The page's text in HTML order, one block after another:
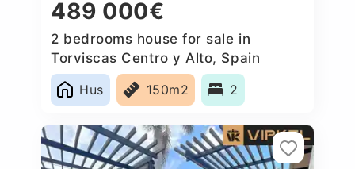
489 000€
2 bedrooms house for sale in
Torviscas Centro y Alto, Spain
Hus
150m2 2